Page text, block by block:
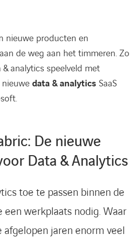
nieuwe producten en
de weg aan het timmeren. Zo
analytics speelveld met
data & analytics SaaS
De nieuwe
Data & Analytics
toe te passen binnen de
een werkplaats nodig. Waar
afgelopen jaren enorm veel